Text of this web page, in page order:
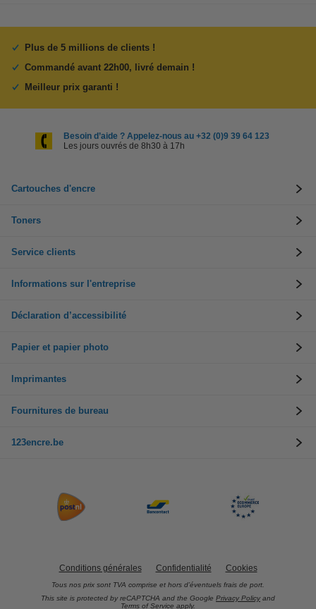
Plus de 5 millions de clients !
Commandé avant 22h00, livré demain !
Meilleur prix garanti !
Besoin d’aide ? Appelez-nous au +32 (0)9 39 64 123
Les jours ouvrés de 8h30 à 17h
Cartouches d'encre
Toners
Service clients
Informations sur l'entreprise
Déclaration d’accessibilité
Papier et papier photo
Imprimantes
Fournitures de bureau
123encre.be
Conditions générales Confidentialité Cookies
Tous nos prix sont TVA comprise et hors d’éventuels frais de port.
This site is protected by reCAPTCHA and the Google Privacy Policy and
Terms of Service apply.